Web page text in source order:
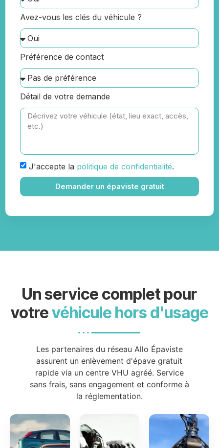
Avez-vous les clés du véhicule ?
Préférence de contact
Détail de votre demande
J'accepte la politique de confidentialité.
Demander un épaviste gratuit
Un service complet pour
votrevéhicule hors d'usage
Les partenaires du réseau Allo Épaviste
assurent un enlèvement d'épave gratuit
rapide via un centre VHU agréé. Service
sans frais, sans engagement et conforme à
la réglementation.